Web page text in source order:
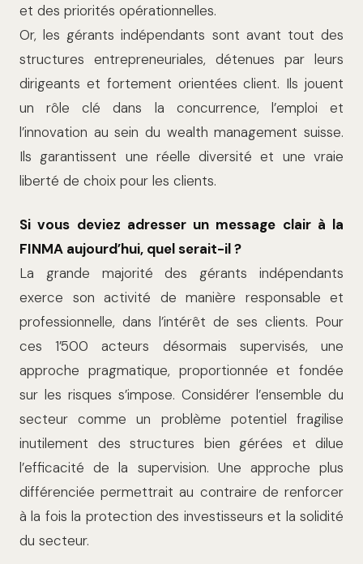
et des priorités opérationnelles.
Or, les gérants indépendants sont avant tout des
structures entrepreneuriales, détenues par leurs
dirigeants et fortement orientées client. Ils jouent
un rôle clé dans la concurrence, l’emploi et
l’innovation au sein du wealth management suisse.
Ils garantissent une réelle diversité et une vraie
liberté de choix pour les clients.
Si vous deviez adresser un message clair à la
FINMA aujourd’hui, quel serait-il ?
La grande majorité des gérants indépendants
exerce son activité de manière responsable et
professionnelle, dans l’intérêt de ses clients. Pour
ces 1’500 acteurs désormais supervisés, une
approche pragmatique, proportionnée et fondée
sur les risques s’impose. Considérer l’ensemble du
secteur comme un problème potentiel fragilise
inutilement des structures bien gérées et dilue
l’efficacité de la supervision. Une approche plus
différenciée permettrait au contraire de renforcer
à la fois la protection des investisseurs et la solidité
du secteur.